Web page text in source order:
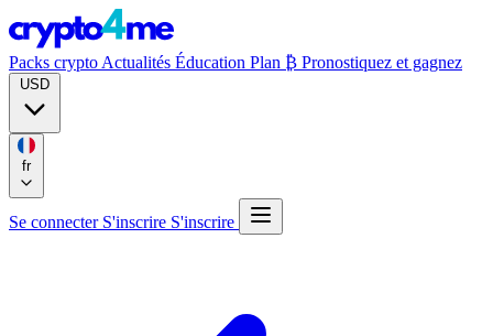
Packs crypto Actualités Éducation Plan ₿ Pronostiquez et gagnez
fr
Se connecter S'inscrire S'inscrire